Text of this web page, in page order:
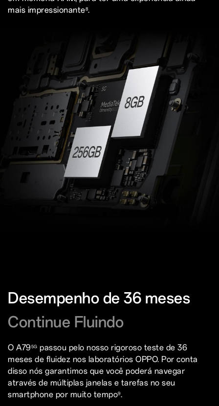
mais impressionante8.
Desempenho de 36 meses
Continue Fluindo
O A79 5G passou pelo nosso rigoroso teste de 36
meses de fluidez nos laboratórios OPPO. Por conta
disso nós garantimos que você poderá navegar
através de múltiplas janelas e tarefas no seu
smartphone por muito tempo9.